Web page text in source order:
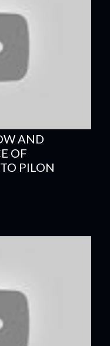
AND
OF
PILON